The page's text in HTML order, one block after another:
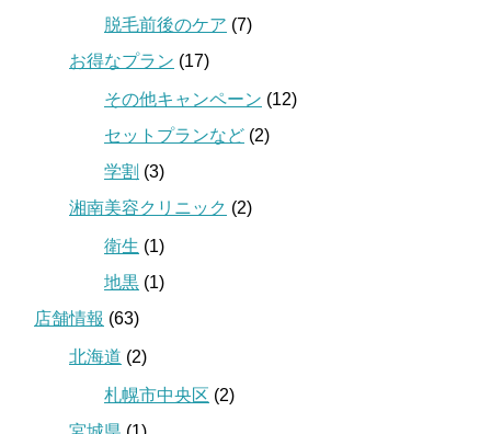
脱毛前後のケア (7)
お得なプラン (17)
その他キャンペーン (12)
セットプランなど (2)
学割 (3)
湘南美容クリニック (2)
衛生 (1)
地黒 (1)
店舗情報 (63)
北海道 (2)
札幌市中央区 (2)